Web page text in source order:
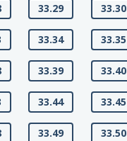
33.29 33.30
33.34 33.35
33.39 33.40
33.44 33.45
33.49 33.50